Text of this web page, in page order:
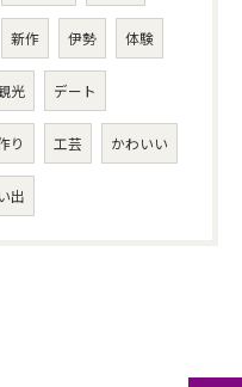
新作 伊勢 体験
光 デート
り 工芸 かわいい
出